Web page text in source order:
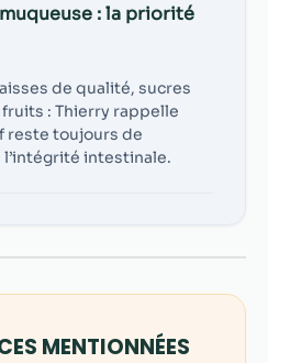
: la priorité
de qualité, sucres
: Thierry rappelle
reste toujours de
intestinale.
MENTIONNÉES